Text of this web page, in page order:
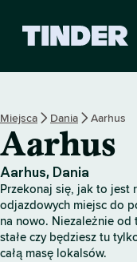
a
Miejsca Dania Aarhus
Aarhus
Aarhus, Dania
Przekonaj się, jak to jest
odjazdowych miejsc do
na nowo. Niezależnie od
stałe czy będziesz tu
całą masę lokalsów.